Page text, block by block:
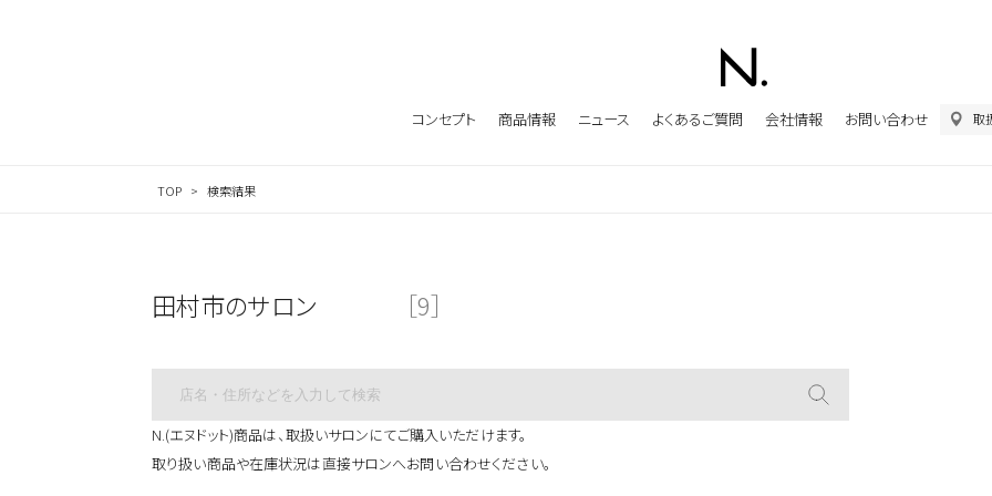
コンセプト 商品情報 ニュース よくあるご質問 会社情報 お問い合わせ 取
TOP 検索結果
田村市のサロン ［9］
N.(エヌドット)商品は、取扱いサロンにてご購入いただけます。
取り扱い商品や在庫状況は直接サロンへお問い合わせください。